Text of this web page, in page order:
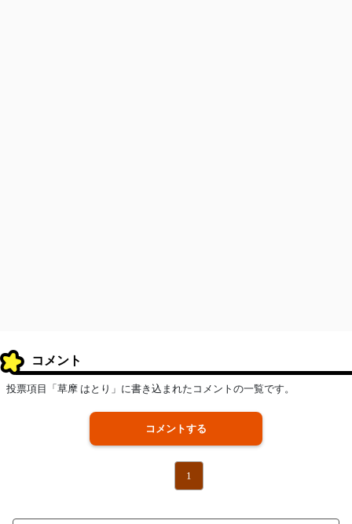
コメント
投票項目「草摩 はとり」に書き込まれたコメントの一覧です。
コメントする
1